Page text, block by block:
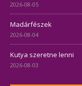
2026-08-05
Madárfészek
2026-08-04
Kutya szeretne lenni
2026-08-03